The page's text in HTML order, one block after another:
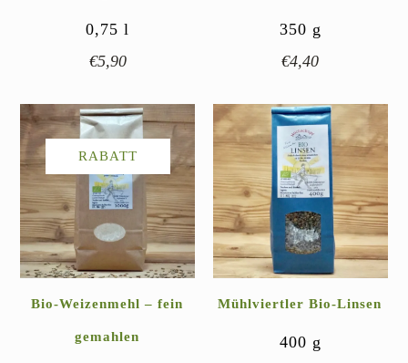
0,75l
€5,90
350 g
€4,40
RABATT
Bio-Weizenmehl – fein
gemahlen
Mühlviertler Bio-Linsen
400 g